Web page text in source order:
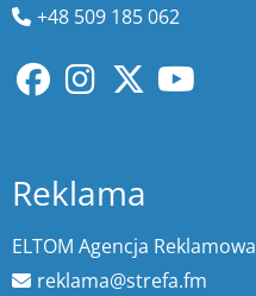
+48 509 185 062
Reklama
ELTOM Agencja Reklamowa
reklama@strefa.fm